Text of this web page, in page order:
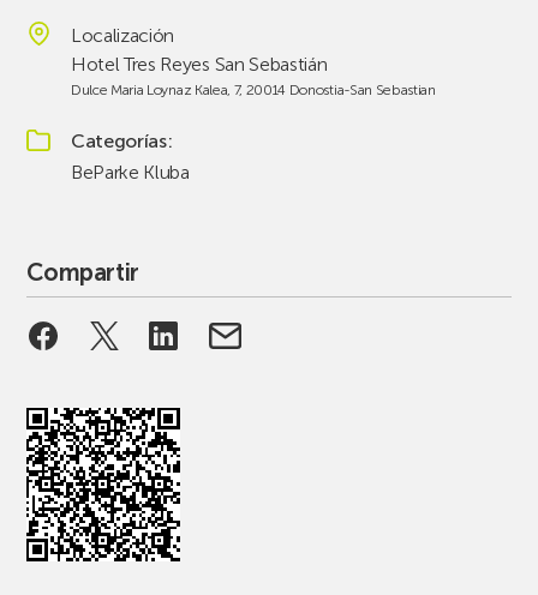
Localización
Hotel Tres Reyes San Sebastián
Dulce Maria Loynaz Kalea, 7, 20014 Donostia-San Sebastian
Categorías
BeParke Kluba
Compartir